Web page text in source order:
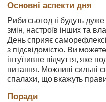
Основні аспекти дня
Риби сьогодні будуть
змін, настроїв інших та
День сприяє
з підсвідомістю. Ви
інтуїтивне відчуття, яке
питання. Можливі сильні
спалахи, що вкажуть
Поради